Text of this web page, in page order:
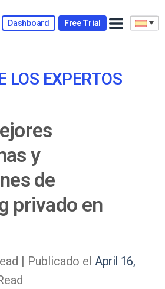
Dashboard Free Trial
LOS EXPERTOS
y
de
privado en
| Publicado el April 16,